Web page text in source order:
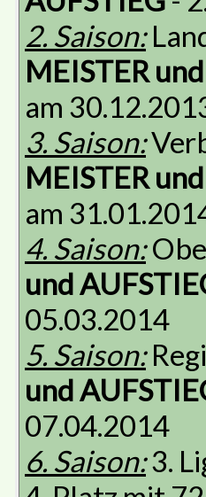
2. Saison:
MEISTER
am
3. Saison:
MEISTER
am
4. Saison:
und
05.03.2014
5. Saison:
und
07.04.2014
6. Saison:3.